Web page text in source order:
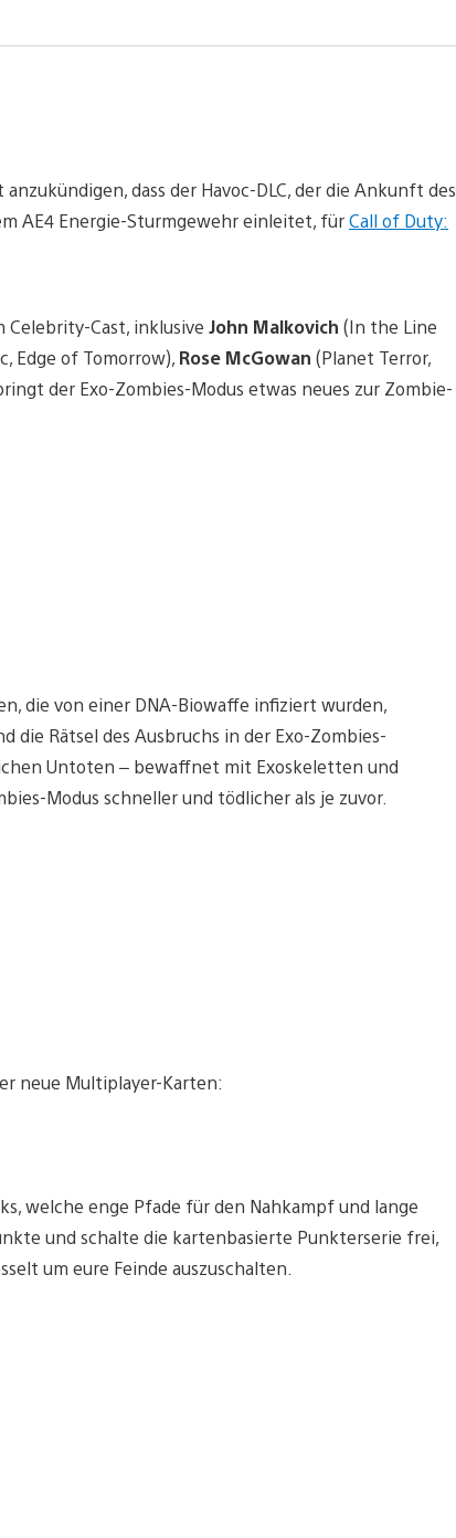
dass der Havoc-DLC, der die Ankunft des
AE4 Energie-Sturmgewehr einleitet, fürCall of Duty:
Celebrity-Cast, inklusive John Malkovich (In the Line
Edge of Tomorrow), Rose McGowan (Planet Terror,
der Exo-Zombies-Modus etwas neues zur Zombie-
die von einer DNA-Biowaffe infiziert wurden,
die Rätsel des Ausbruchs in der Exo-Zombies-
Untoten – bewaffnet mit Exoskeletten und
Modus schneller und tödlicher als je zuvor.
neue Multiplayer-Karten:
welche enge Pfade für den Nahkampf und lange
und schalte die kartenbasierte Punkterserie frei,
um eure Feinde auszuschalten.